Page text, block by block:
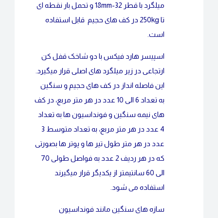
میلگرد با قطر 32-18mm و تحمل بار نقطه ای
تا 250kg در کف های حجیم قابل استفاده
است.
اسپیسر هارد فیکس با دو شاخک قفل کن
ارتجاعی در زیر میلگرد های اصلی قرار میگیرد.
این فاصله انداز در کف های حجیم و سنگین
به تعداد 6 الی 10 عدد در هر متر مربع، در کف
های نیمه سنگین و فونداسیون ها به تعداد
4 عدد در هر متر مربع، به تعداد متوسط 3
عدد در هر متر طول تیر ها و پوتر ها بصورتی
که در هر ردیف 2 عدد به فواصل طولی 70
الی 60 سانتیمتر از یکدیگر قرار میگیرند
استفاده می شود.
سازه های سنگین مانند فونداسیون